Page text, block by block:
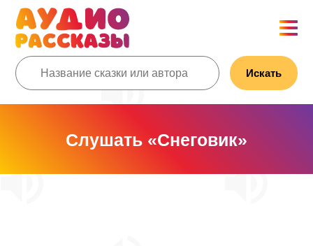
Искать
Слушать «Снеговик»